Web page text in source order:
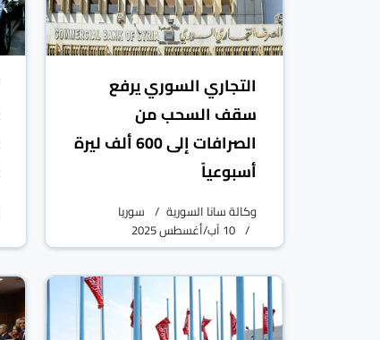
التجاري السوري يرفع
سقف السحب من
الصرافات إلى 600 ألف ليرة
أسبوعياً
وكالة سانا السورية
سوريا
10 آب/أغسطس 2025